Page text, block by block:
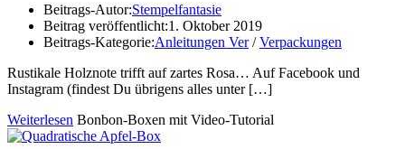
Beitrags-Autor:Stempelfantasie
Beitrag veröffentlicht:1. Oktober 2019
Beitrags-Kategorie:Anleitungen Ver / Verpackungen
Rustikale Holznote trifft auf zartes Rosa… Auf Facebook und
Instagram (findest Du übrigens alles unter[…]
Weiterlesen Bonbon-Boxen mit Video-Tutorial